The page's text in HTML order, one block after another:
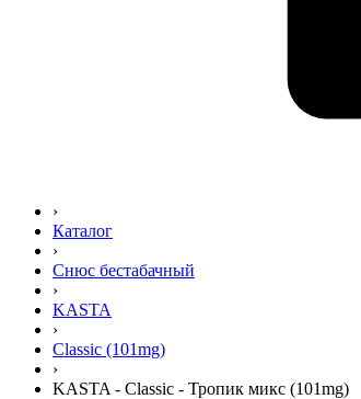
›
Каталог
›
Снюс бестабачный
›
KASTA
›
Classic (101mg)
›
KASTA - Classic - Тропик микс (101mg)